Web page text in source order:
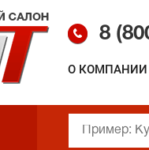
8
О КОМПАНИИ